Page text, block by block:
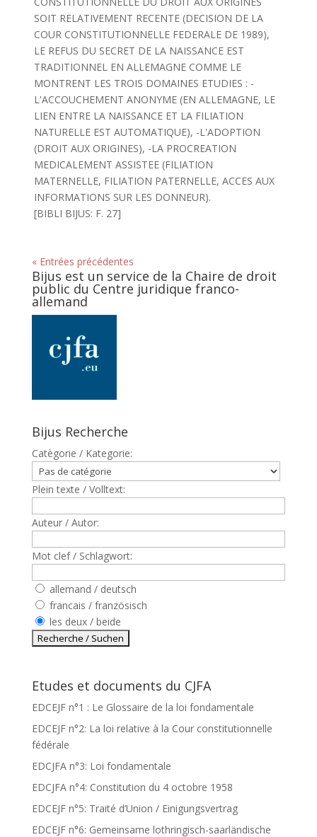
SOIT RELATIVEMENT RECENTE (DECISION DE LA
COUR CONSTITUTIONNELLE FEDERALE DE 1989),
LE REFUS DU SECRET DE LA NAISSANCE EST
TRADITIONNEL EN ALLEMAGNE COMME LE
MONTRENT LES TROIS DOMAINES ETUDIES : -
L'ACCOUCHEMENT ANONYME (EN ALLEMAGNE, LE
LIEN ENTRE LA NAISSANCE ET LA FILIATION
NATURELLE EST AUTOMATIQUE), -L'ADOPTION
(DROIT AUX ORIGINES), -LA PROCREATION
MEDICALEMENT ASSISTEE (FILIATION
MATERNELLE, FILIATION PATERNELLE, ACCES AUX
INFORMATIONS SUR LES DONNEUR).
[BIBLI BIJUS: F. 27]
« Entrées précédentes
Bijus est un service de la Chaire de droit
public du Centre juridique franco-
allemand
Bijus Recherche
Catègorie / Kategorie:
Plein texte / Volltext:
Auteur / Autor:
Mot clef / Schlagwort:
allemand / deutsch
francais / französisch
les deux / beide
Etudes et documents du CJFA
EDCEJF n°1 : Le Glossaire de la loi fondamentale
EDCEJF n°2: La loi relative à la Cour constitutionnelle
fédérale
EDCJFA n°3: Loi fondamentale
EDCJFA n°4: Constitution du 4 octobre 1958
EDCEJF n°5: Traité d’Union / Einigungsvertrag
EDCEJF n°6: Gemeinsame lothringisch-saarländische